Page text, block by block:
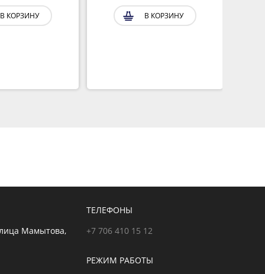
В КОРЗИНУ В КОРЗИНУ
Мамытова,
ТЕЛЕФОНЫ
+7 706 410 15 12
РЕЖИМ РАБОТЫ